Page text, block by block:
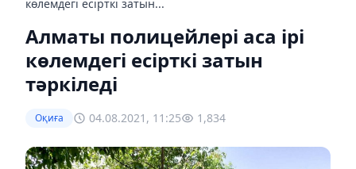
көлемдегі есірткі затын...
Алматы полицейлері аса ірі
көлемдегі есірткі затын
тәркіледі
Оқиға 04.08.2021, 11:25 1,834